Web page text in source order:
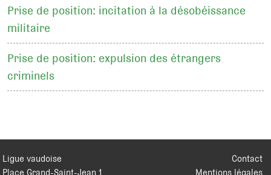
Prise de position: incitation à la désobéissance
militaire
Prise de position: expulsion des étrangers
criminels
Contact
Mentions légales
Ligue vaudoise
Place Grand-Saint-Jean 1